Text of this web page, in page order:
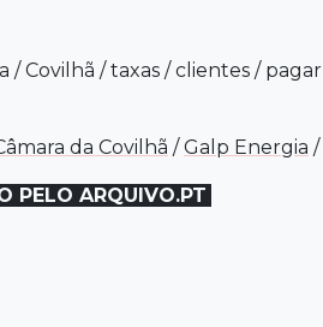
/Covilhã /taxas /clientes / pagar
da Covilhã /Galp Energia /
PELO ARQUIVO.PT